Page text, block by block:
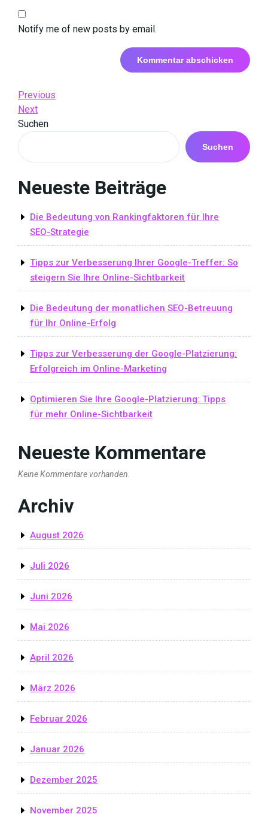
Notify me of new posts by email.
Beitrags-
Navigation
Previous
Post
Previous
Next
Post
Next
Suchen
Suchen
Neueste Beiträge
Die Bedeutung von Rankingfaktoren für Ihre
SEO-Strategie
Tipps zur Verbesserung Ihrer Google-Treffer: So
steigern Sie Ihre Online-Sichtbarkeit
Die Bedeutung der monatlichen SEO-Betreuung
für Ihr Online-Erfolg
Tipps zur Verbesserung der Google-Platzierung:
Erfolgreich im Online-Marketing
Optimieren Sie Ihre Google-Platzierung: Tipps
für mehr Online-Sichtbarkeit
Neueste Kommentare
Keine Kommentare vorhanden.
Archiv
August 2026
Juli 2026
Juni 2026
Mai 2026
April 2026
März 2026
Februar 2026
Januar 2026
Dezember 2025
November 2025